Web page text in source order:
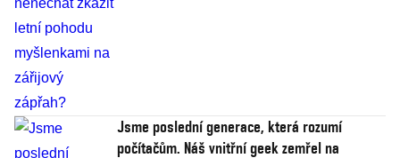
Jsme poslední generace, která rozumí
počítačům. Náš vnitřní geek zemřel na